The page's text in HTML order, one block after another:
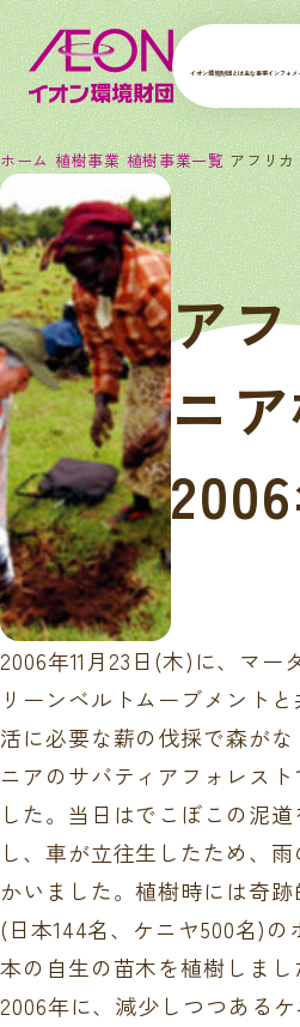
イオン環境財団とは主な事業インフォメ
ホーム 植樹事業 植樹事業一覧 アフリ
ア
ニ
2006年11月23日(木)に、マー
リーンベルトムーブメント
活に必要な薪の伐採で森が
ニアのサバティアフォレス
した。当日はでこぼこの泥
し、車が立往生したため、
かいました。植樹時には奇
(日本144名、ケニヤ500名)の
本の自生の苗木を植樹しま
2006年に、減少しつつある